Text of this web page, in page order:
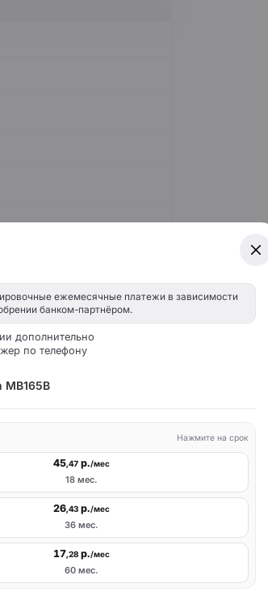
ежемесячные платежи в зависимости
банком-партнёром.
дополнительно
по телефону
MB165B
Нажмите на срок
45,47р./мес
18 мес.
26,43р./мес
36 мес.
17,28р./мес
60 мес.